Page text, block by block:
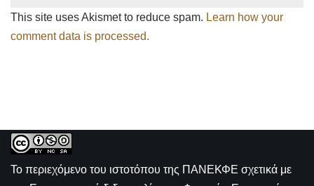
This site uses Akismet to reduce spam. Learn how your
comment data is processed.
Το περιεχόμενο του ιστοτόπου της ΠΑΝΕΚΦΕ σχετικά με